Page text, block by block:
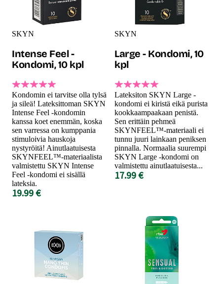
SKYN
Intense Feel -
Kondomi, 10 kpl
Kondomin ei tarvitse olla tylsä
ja sileä! Lateksittoman SKYN
Intense Feel -kondomin
kanssa koet enemmän, koska
sen varressa on kumppania
stimuloivia hauskoja
nystyröitä! Ainutlaatuisesta
SKYNFEEL™-materiaalista
valmistettu SKYN Intense
Feel -kondomi ei sisällä
lateksia.
19.99 €
SKYN
Large - Kondomi, 10
kpl
Lateksiton SKYN Large -
kondomi ei kiristä eikä purista
kookkaampaakaan penistä.
Sen erittäin pehmeä
SKYNFEEL™-materiaali ei
tunnu juuri lainkaan peniksen
pinnalla. Normaalia suurempi
SKYN Large -kondomi on
valmistettu ainutlaatuisesta...
17.99 €